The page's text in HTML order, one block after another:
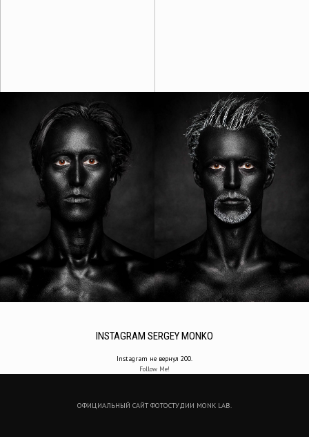
INSTAGRAM SERGEY MONKO
Instagram не вернул 200.
Follow Me!
ОФИЦИАЛЬНЫЙ САЙТ ФОТОСТУДИИ MONK LAB.